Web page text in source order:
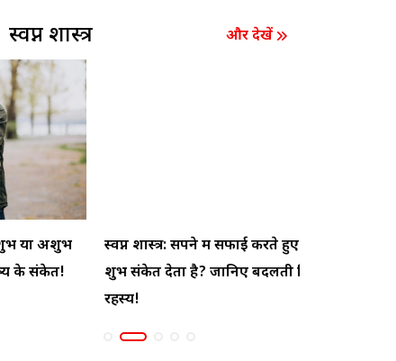
स्वप्न शास्त्र और देखें
स्वप्न शास्त्र: सपने में सफाई करते हुए देखना क्या
शुभ संकेत देता है? जानिए बदलती किस्मत का